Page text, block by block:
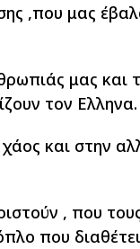
,που μας
μας και
τον Ελληνα.
και στην
, που
που